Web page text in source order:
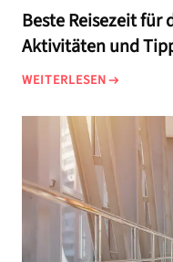
Beste Reisezeit für
Aktivitäten und
WEITERLESEN